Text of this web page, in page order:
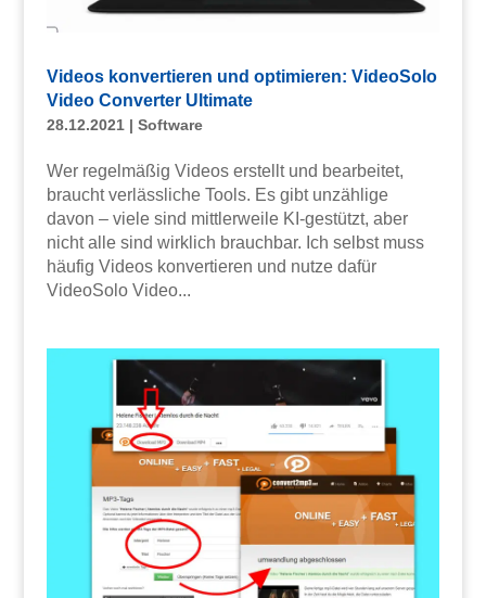
Videos konvertieren und optimieren: VideoSolo
Video Converter Ultimate
28.12.2021| Software
Wer regelmäßig Videos erstellt und bearbeitet,
braucht verlässliche Tools. Es gibt unzählige
davon – viele sind mittlerweile KI-gestützt, aber
nicht alle sind wirklich brauchbar. Ich selbst muss
häufig Videos konvertieren und nutze dafür
VideoSolo Video...